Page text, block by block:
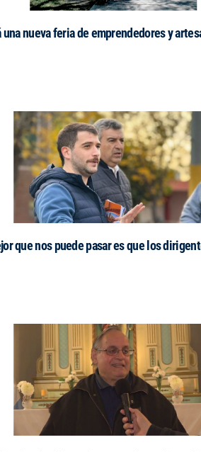
nueva feria de emprendedores y
que nos puede pasar es que los